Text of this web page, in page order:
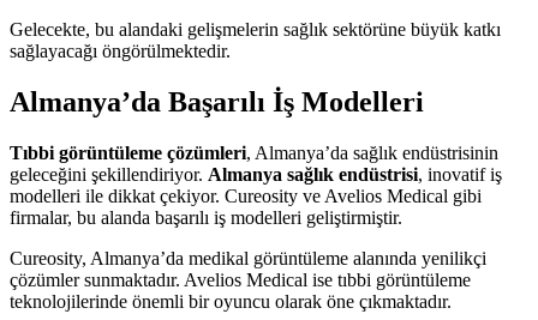
Gelecekte, bu alandaki gelişmelerin sağlık sektörüne büyük katkı
sağlayacağı öngörülmektedir.
Almanya’da Başarılı İş Modelleri
Tıbbi görüntüleme çözümleri, Almanya’da sağlık endüstrisinin
geleceğini şekillendiriyor. Almanya sağlık endüstrisi, inovatif iş
modelleri ile dikkat çekiyor. Cureosity ve Avelios Medical gibi
firmalar, bu alanda başarılı iş modelleri geliştirmiştir.
Cureosity, Almanya’da medikal görüntüleme alanında yenilikçi
çözümler sunmaktadır. Avelios Medical ise tıbbi görüntüleme
teknolojilerinde önemli bir oyuncu olarak öne çıkmaktadır.